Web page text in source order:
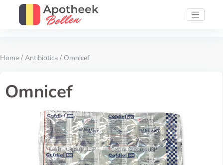
Home / Antibiotica / Omnicef
Omnicef